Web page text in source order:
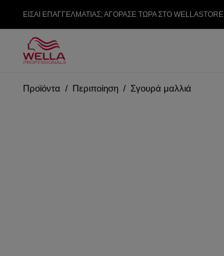
ΕΙΣΑΙ ΕΠΑΓΓΕΛΜΑΤΙΑΣ; ΑΓΟΡΑΣΕ ΤΩΡΑ ΣΤΟ WELLASTORE
Προϊόντα Περιποίηση Σγουρά μαλλιά